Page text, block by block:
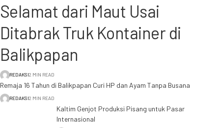
Selamat dari Maut Usai
Ditabrak Truk Kontainer di
Balikpapan
REDAKSI2 MIN READ
Remaja 16 Tahun di Balikpapan Curi HP dan Ayam Tanpa Busana
REDAKSI2 MIN READ
Kaltim Genjot Produksi Pisang untuk Pasar
Internasional